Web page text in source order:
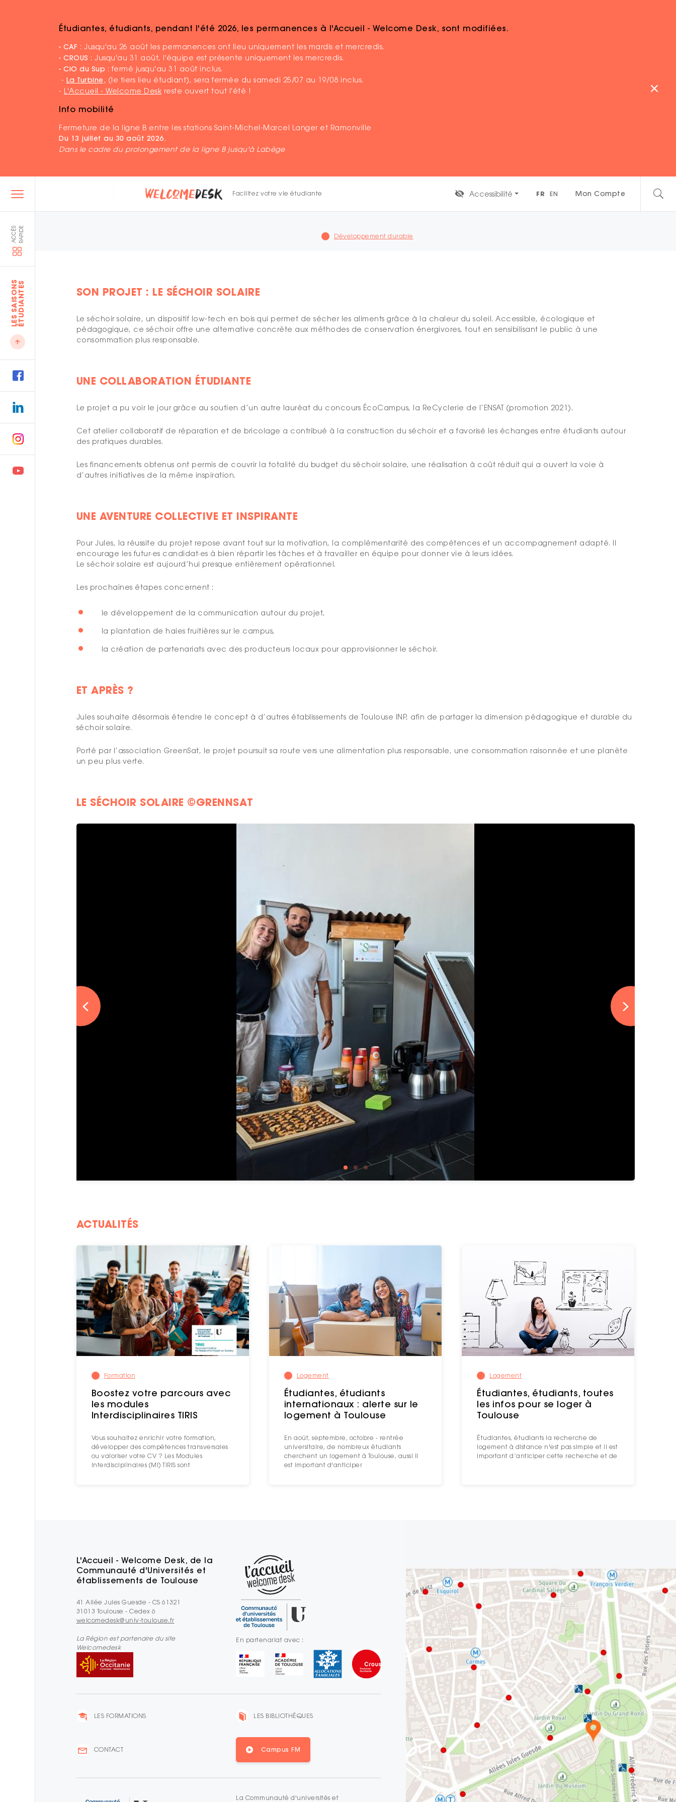
Étudiantes, étudiants, pendant l'été 2026, les permanences à l'Accueil - Welcome Desk, sont modifiées.
- CAF : Jusqu'au 26 août les permanences ont lieu uniquement les mardis et mercredis.
- CROUS : Jusqu'au 31 août, l'équipe est présente uniquement les mercredis.
- CIO du Sup : fermé jusqu'au 31 août inclus.
- La Turbine, (le tiers lieu étudiant), sera fermée du samedi 25/07 au 19/08 inclus.
- L'Accueil - Welcome Desk reste ouvert tout l'été !
Info mobilité
Fermeture de la ligne B entre les stations Saint-Michel-Marcel Langer et Ramonville
Du 13 juillet au 30 août 2026.
Dans le cadre du prolongement de la ligne B jusqu'à Labège
Facilitez votre vie étudiante Accessibilité FR EN Mon Compte
L
E
S
S
A
I
S
O
N
S
É
T
U
D
I
A
N
T
ES
A
C
C
È
S
R
A
P
I
D E
Accueil GrennSat, lauréat 2022 du concours écocampus
ingénieuse : produire et conserver des aliments périssables sans énergie ni
Développement durable
SON PROJET : LE SÉCHOIR SOLAIRE
Le séchoir solaire, un dispositif low-tech en bois qui permet de sécher les aliments grâce à la chaleur du soleil. Accessible, écologique et
pédagogique, ce séchoir offre une alternative concrète aux méthodes de conservation énergivores, tout en sensibilisant le public à une
consommation plus responsable.
UNE COLLABORATION ÉTUDIANTE
Le projet a pu voir le jour grâce au soutien d’un autre lauréat du concours ÉcoCampus, la ReCyclerie de l’ENSAT (promotion 2021).
Cet atelier collaboratif de réparation et de bricolage a contribué à la construction du séchoir et a favorisé les échanges entre étudiants autour
des pratiques durables.
Les financements obtenus ont permis de couvrir la totalité du budget du séchoir solaire, une réalisation à coût réduit qui a ouvert la voie à
d’autres initiatives de la même inspiration.
UNE AVENTURE COLLECTIVE ET INSPIRANTE
Pour Jules, la réussite du projet repose avant tout sur la motivation, la complémentarité des compétences et un accompagnement adapté. Il
encourage les futur·es candidat·es à bien répartir les tâches et à travailler en équipe pour donner vie à leurs idées.
Le séchoir solaire est aujourd’hui presque entièrement opérationnel.
Les prochaines étapes concernent :
le développement de la communication autour du projet,
la plantation de haies fruitières sur le campus,
la création de partenariats avec des producteurs locaux pour approvisionner le séchoir.
ET APRÈS ?
Jules souhaite désormais étendre le concept à d’autres établissements de Toulouse INP, afin de partager la dimension pédagogique et durable du
séchoir solaire.
Porté par l’association GreenSat, le projet poursuit sa route vers une alimentation plus responsable, une consommation raisonnée et une planète
un peu plus verte.
LE SÉCHOIR SOLAIRE ©GRENNSAT
ACTUALITÉS
Formation
Boostez votre parcours avec
les modules
Interdisciplinaires TIRIS
Vous souhaitez enrichir votre formation,
développer des compétences transversales
ou valoriser votre CV ? Les Modules
Interdisciplinaires (MI) TIRIS sont
Logement
Étudiantes, étudiants
internationaux : alerte sur le
logement à Toulouse
En août, septembre, octobre - rentrée
universitaire, de nombreux étudiants
cherchent un logement à Toulouse, aussi il
est important d'anticiper
Logement
Étudiantes, étudiants, toutes
les infos pour se loger à
Toulouse
Étudiantes, étudiants la recherche de
logement à distance n'est pas simple et il est
important d’anticiper cette recherche et de
L'Accueil - Welcome Desk, de la
Communauté d'Universités et
établissements de Toulouse
41 Allée Jules Guesde - CS 61321
31013 Toulouse - Cedex 6
welcomedesk@univ-toulouse.fr
La Région est partenaire du site
Welcomedesk
En partenariat avec :
LES FORMATIONS LES BIBLIOTHÈQUES
CONTACT Campus FM
La Communauté d'universités et